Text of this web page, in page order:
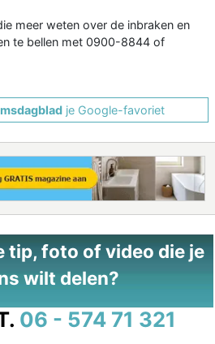
meer weten over de inbraken en
te bellen met 0900-8844 of
je Google-favoriet
tip, foto of video die je
wilt delen?
06 - 574 71 321